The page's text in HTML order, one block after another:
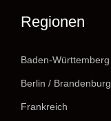
Regionen
Baden-Württemberg
Berlin / Brandenburg
Frankreich